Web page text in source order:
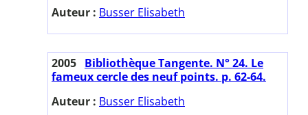
Auteur : Busser Elisabeth
2005 Bibliothèque Tangente. N° 24. Le
fameux cercle des neuf points. p. 62-64.
Auteur : Busser Elisabeth